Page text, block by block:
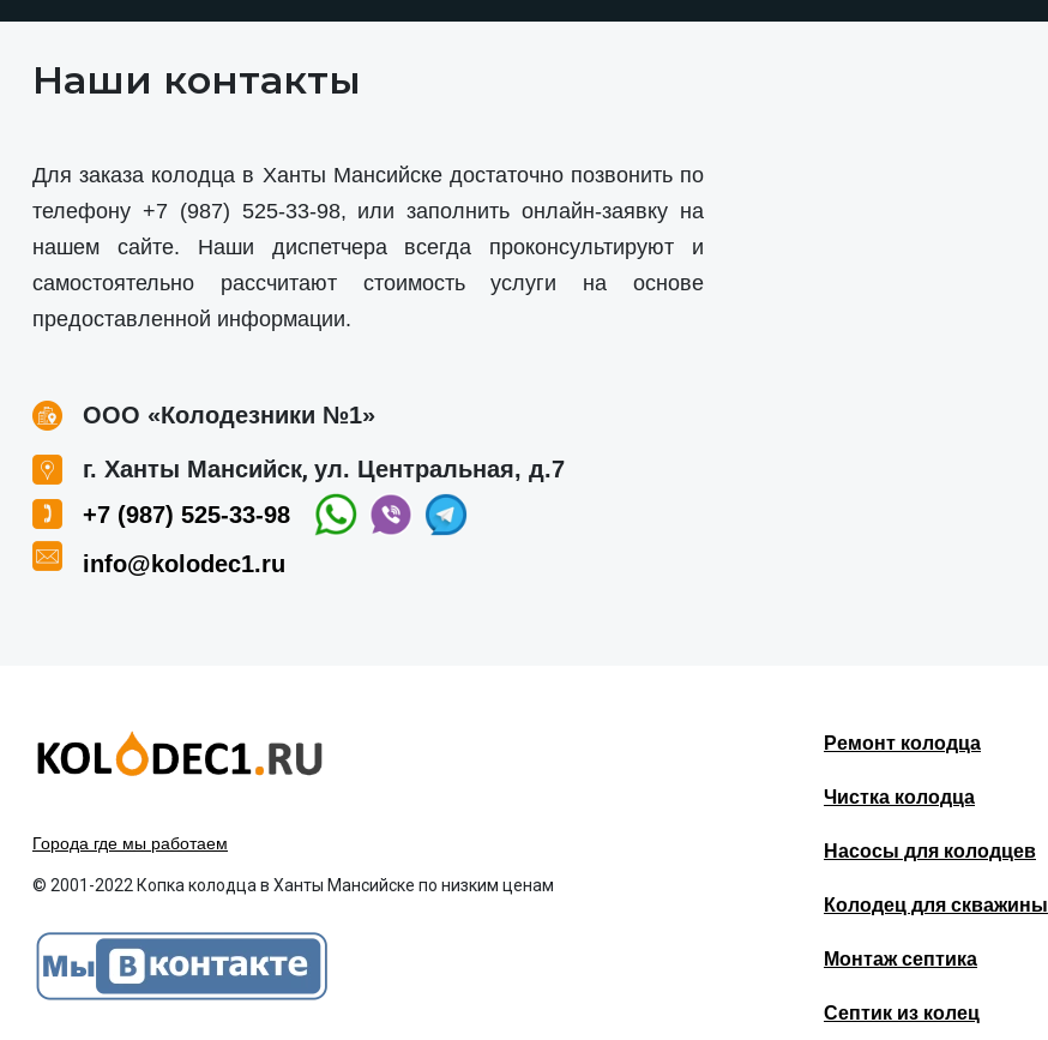
Наши контакты
Для заказа колодца в Ханты Мансийске достаточно позвонить по
телефону +7 (987) 525-33-98, или заполнить онлайн-заявку на
нашем сайте. Наши диспетчера всегда проконсультируют и
самостоятельно рассчитают стоимость услуги на основе
предоставленной информации.
ООО «Колодезники №1»
г. Ханты Мансийск, ул. Центральная, д.7
+7 (987) 525-33-98
info@kolodec1.ru
Ремонт колодца
Чистка колодца
Насосы для колодцев
Колодец для скважины
Монтаж септика
Септик из колец
Города где мы работаем
© 2001-2022 Копка колодца в Ханты Мансийске по низким ценам